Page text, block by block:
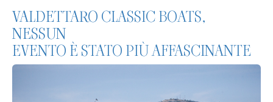
VALDETTARO CLASSIC BOATS,
NESSUN
EVENTO È STATO PIÙ AFFASCINANTE